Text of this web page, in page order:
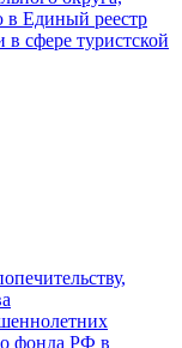
Единый реестр
сфере туристской
фонда РФ в